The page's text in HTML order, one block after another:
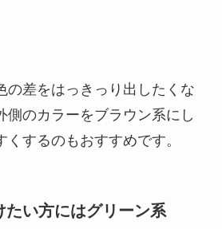
の差をはっきっり出したくな
側のカラーをブラウン系にし
するのもおすすめです。
たい方にはグリーン系